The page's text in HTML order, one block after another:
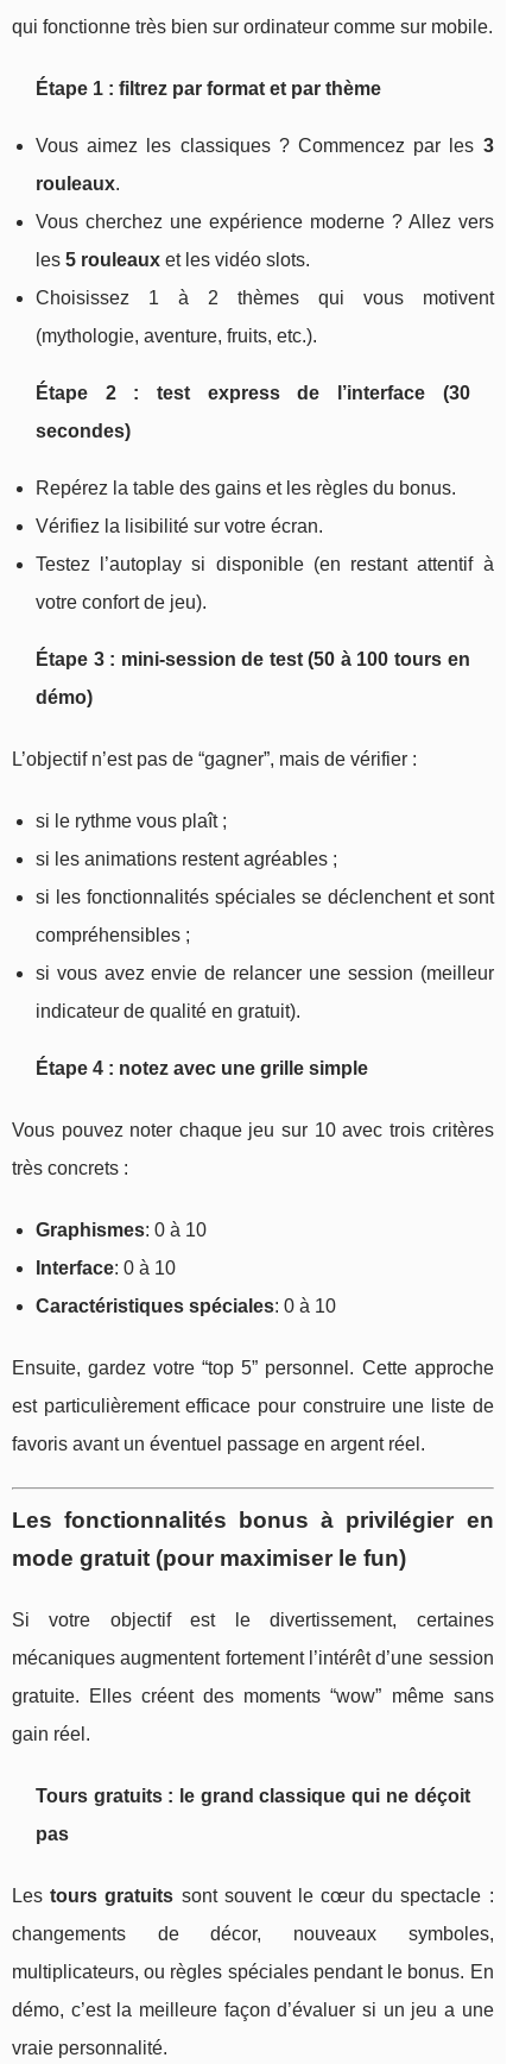
qui fonctionne très bien sur ordinateur comme sur mobile.
Étape 1 : filtrez par format et par thème
Vous aimez les classiques ? Commencez par les 3
rouleaux.
Vous cherchez une expérience moderne ? Allez vers
les 5 rouleaux et les vidéo slots.
Choisissez 1 à 2 thèmes qui vous motivent
(mythologie, aventure, fruits, etc.).
Étape 2 : test express de l’interface (30
secondes)
Repérez la table des gains et les règles du bonus.
Vérifiez la lisibilité sur votre écran.
Testez l’autoplay si disponible (en restant attentif à
votre confort de jeu).
Étape 3 : mini-session de test (50 à 100 tours en
démo)
L’objectif n’est pas de “gagner”, mais de vérifier :
si le rythme vous plaît ;
si les animations restent agréables ;
si les fonctionnalités spéciales se déclenchent et sont
compréhensibles ;
si vous avez envie de relancer une session (meilleur
indicateur de qualité en gratuit).
Étape 4 : notez avec une grille simple
Vous pouvez noter chaque jeu sur 10 avec trois critères
très concrets :
Graphismes: 0 à 10
Interface: 0 à 10
Caractéristiques spéciales: 0 à 10
Ensuite, gardez votre “top 5” personnel. Cette approche
est particulièrement efficace pour construire une liste de
favoris avant un éventuel passage en argent réel.
Les fonctionnalités bonus à privilégier en
mode gratuit (pour maximiser le fun)
Si votre objectif est le divertissement, certaines
mécaniques augmentent fortement l’intérêt d’une session
gratuite. Elles créent des moments “wow” même sans
gain réel.
Tours gratuits : le grand classique qui ne déçoit
pas
Lestours gratuits sont souvent le cœur du spectacle :
changements de décor, nouveaux symboles,
multiplicateurs, ou règles spéciales pendant le bonus. En
démo, c’est la meilleure façon d’évaluer si un jeu a une
vraie personnalité.